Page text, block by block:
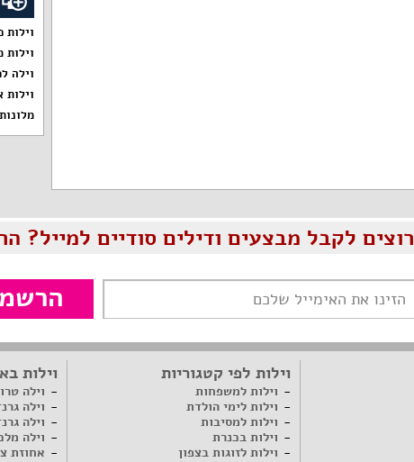
וילות
וילות
וילה
וילות
רוצים לקבל מבצעים ודילים סודיים למייל?
וילות לפי קטגוריות
וילות למשפחות
וילות לימי הולדת
וילות למסיבות
וילות בכנרת
וילות לזוגות בצפון
וילות
וילה
וילה
וילה
וילה
אחוזת